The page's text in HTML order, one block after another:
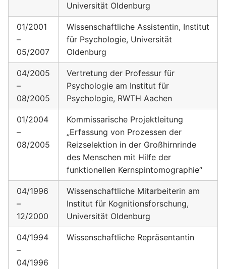
Universität Oldenburg
01/2001
–
05/2007
Wissenschaftliche Assistentin, Institut
für Psychologie, Universität
Oldenburg
04/2005
–
08/2005
Vertretung der Professur für
Psychologie am Institut für
Psychologie, RWTH Aachen
01/2004
–
08/2005
Kommissarische Projektleitung
„Erfassung von Prozessen der
Reizselektion in der Großhirnrinde
des Menschen mit Hilfe der
funktionellen Kernspintomographie“
04/1996
–
12/2000
Wissenschaftliche Mitarbeiterin am
Institut für Kognitionsforschung,
Universität Oldenburg
04/1994
–
04/1996
Wissenschaftliche Repräsentantin